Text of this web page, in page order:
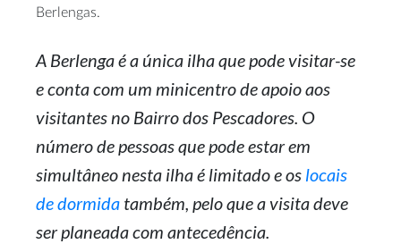
Berlengas.
A Berlenga é a única ilha que pode visitar-se
e conta com um minicentro de apoio aos
visitantes no Bairro dos Pescadores. O
número de pessoas que pode estar em
simultâneo nesta ilha é limitado e os locais
de dormida também, pelo que a visita deve
ser planeada com antecedência.